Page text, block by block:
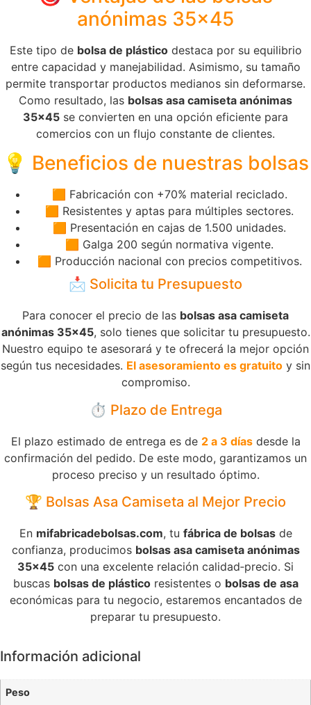
anónimas 35×45
Este tipo de bolsa de plásticodestaca por su equilibrio
entre capacidad y manejabilidad. Asimismo, su tamaño
permite transportar productos medianos sin deformarse.
Como resultado, las bolsas asa camiseta anónimas
35×45 se convierten en una opción eficiente para
comercios con un flujo constante de clientes.
💡 Beneficios de nuestras bolsas
🟧 Fabricación con +70% material reciclado.
🟧 Resistentes y aptas para múltiples sectores.
🟧 Presentación en cajas de 1.500 unidades.
🟧 Galga 200 según normativa vigente.
🟧 Producción nacional con precios competitivos.
📩 Solicita tu Presupuesto
Para conocer el precio de las bolsas asa camiseta
anónimas 35×45, solo tienes que solicitar tu presupuesto.
Nuestro equipo te asesorará y te ofrecerá la mejor opción
según tus necesidades. El asesoramiento es gratuito y sin
compromiso.
⏱️ Plazo de Entrega
El plazo estimado de entrega es de 2 a 3 díasdesde la
confirmación del pedido. De este modo, garantizamos un
proceso preciso y un resultado óptimo.
🏆 Bolsas Asa Camiseta al Mejor Precio
En mifabricadebolsas.com, tu fábrica de bolsasde
confianza, producimos bolsas asa camiseta anónimas
35×45 con una excelente relación calidad‑precio. Si
buscas bolsas de plásticoresistentes o bolsas de asa
económicas para tu negocio, estaremos encantados de
preparar tu presupuesto.
Información adicional
Peso